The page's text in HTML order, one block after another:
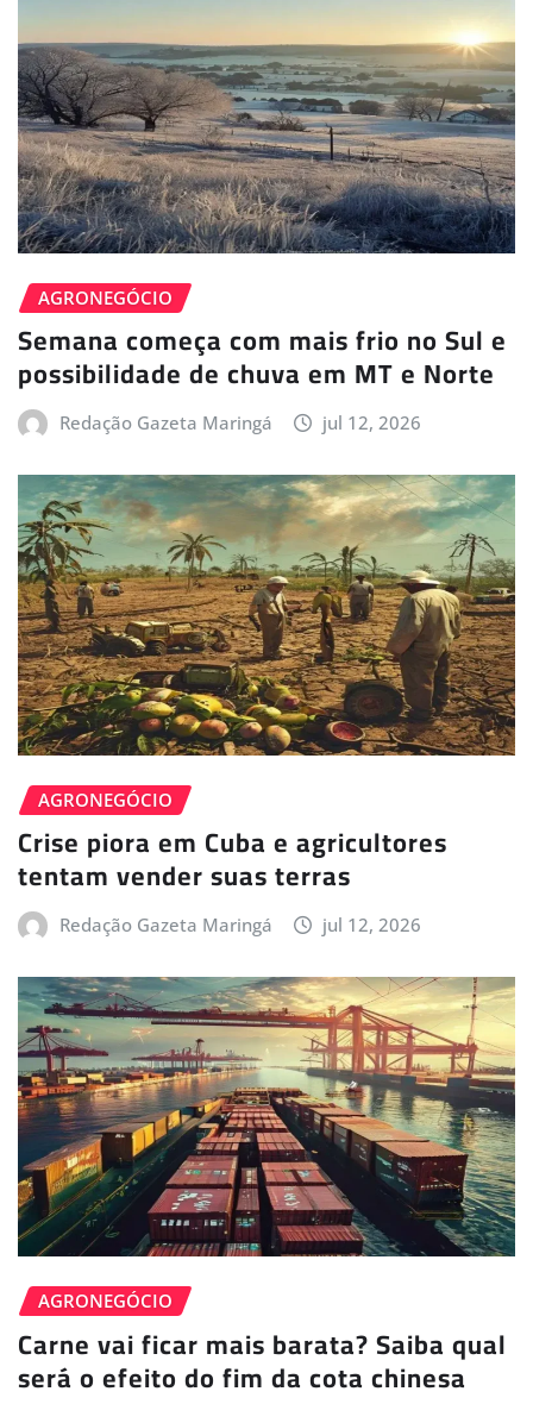
AGRONEGÓCIO
Semana começa com mais frio no Sul e
possibilidade de chuva em MT e Norte
Redação Gazeta Maringá jul 12, 2026
AGRONEGÓCIO
Crise piora em Cuba e agricultores
tentam vender suas terras
Redação Gazeta Maringá jul 12, 2026
AGRONEGÓCIO
Carne vai ficar mais barata? Saiba qual
será o efeito do fim da cota chinesa